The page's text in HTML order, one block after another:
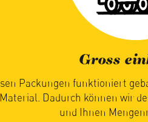
Saisonal
wann Sie bei uns Ihre
reif und bereit für die Reise
Früchte und Gemüse so